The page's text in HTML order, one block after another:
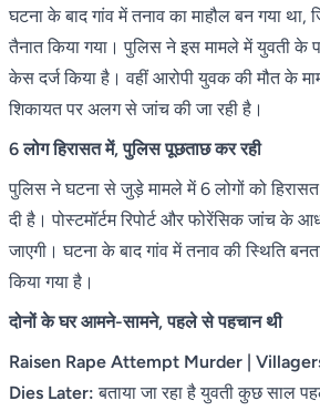
घटना के बाद गांव में तनाव का माहौल बन गया
तैनात किया गया। पुलिस ने इस मामले में युवती के
केस दर्ज किया है। वहीं आरोपी युवक की मौत के
शिकायत पर अलग से जांच की जा रही है।
6 लोग हिरासत में, पुलिस पूछताछ कर रही
पुलिस ने घटना से जुड़े मामले में 6 लोगों को
दी है। पोस्टमॉर्टम रिपोर्ट और फोरेंसिक जांच के
जाएगी। घटना के बाद गांव में तनाव की स्थिति
किया गया है।
दोनों के घर आमने-सामने, पहले से पहचान थी
Raisen Rape Attempt Murder |
Dies Later:बताया जा रहा है युवती कुछ साल